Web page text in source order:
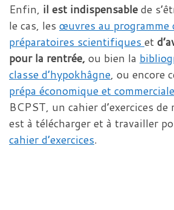
Enfin, il est indispensablede
le cas, les œuvres au programme
préparatoires scientifiques et
pour la rentrée, ou bien la
classe d’hypokhâgne, ou encore
prépa économique et commerciale
BCPST, un cahier d’exercices
est à télécharger et à travailler
cahier d’exercices.